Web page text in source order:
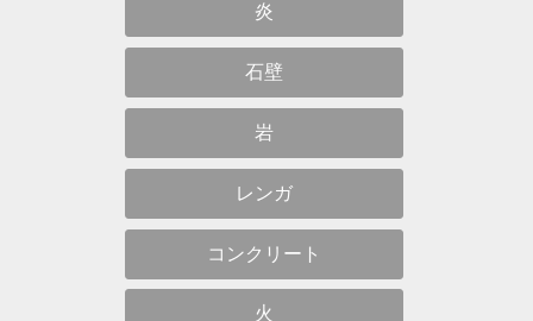
炎
石壁
岩
レンガ
コンクリート
火